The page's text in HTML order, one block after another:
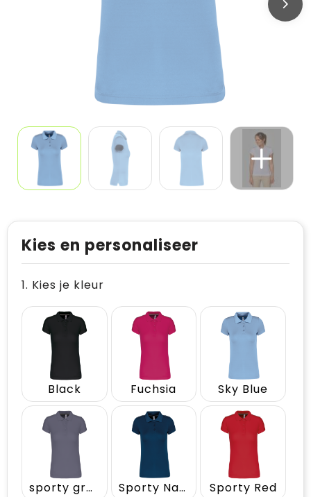
Kies en personaliseer
1. Kies je kleur
Black Fuchsia Sky Blue
sporty grey Sporty Navy Sporty Red